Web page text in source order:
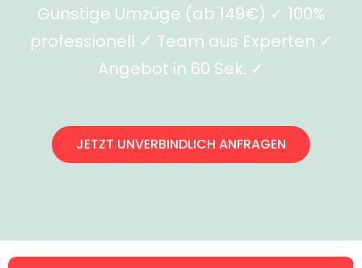
Günstige Umzüge (ab 149€) ✓ 100%
professionell ✓ Team aus Experten ✓
Angebot in 60 Sek. ✓
JETZT UNVERBINDLICH ANFRAGEN